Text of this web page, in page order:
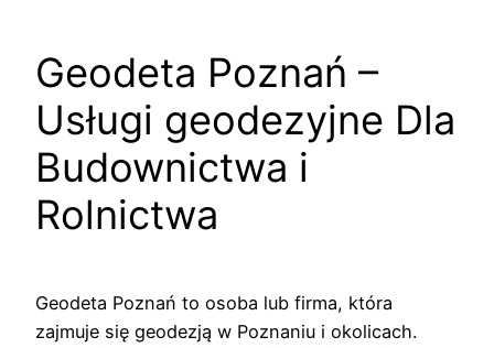
Geodeta Poznań –
Usługi geodezyjne Dla
Budownictwa i
Rolnictwa
Geodeta Poznań to osoba lub firma, która
zajmuje się geodezją w Poznaniu i okolicach.